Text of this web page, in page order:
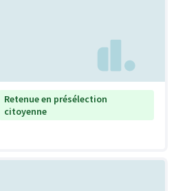
Retenue en présélection
citoyenne